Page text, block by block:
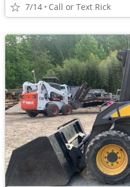
7/14 Call or Text Rick